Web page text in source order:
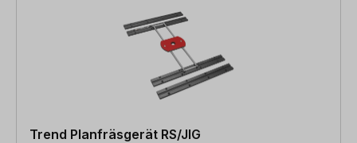
Trend Planfräsgerät RS/JIG